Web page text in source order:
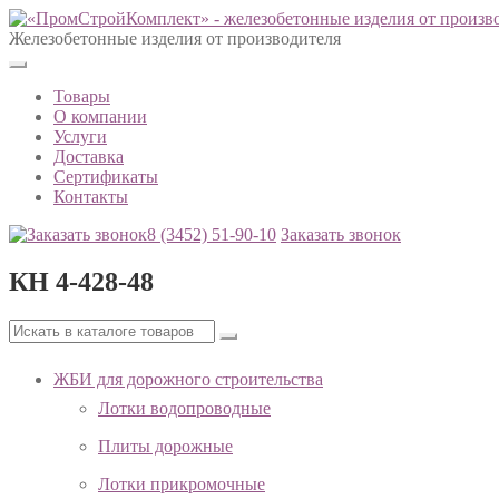
Железобетонные изделия от производителя
Товары
О компании
Услуги
Доставка
Сертификаты
Контакты
8 (3452) 51-90-10 Заказать звонок
КН 4-428-48
ЖБИ для дорожного строительства
Лотки водопроводные
Плиты дорожные
Лотки прикромочные